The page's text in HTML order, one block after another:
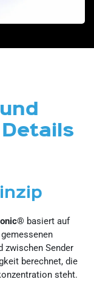
basiert auf
zwischen Sender
berechnet, die
steht.